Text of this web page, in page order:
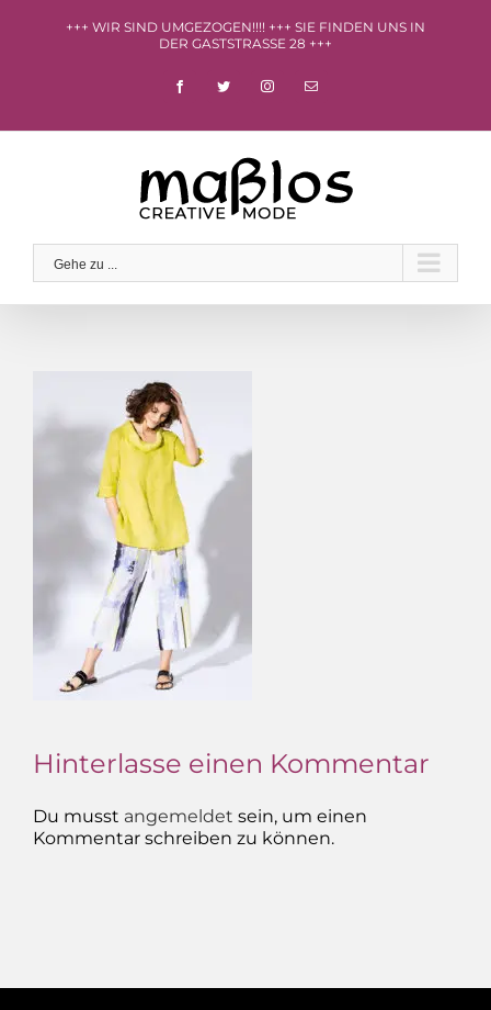
+++ WIR SIND UMGEZOGEN!!!! +++ SIE FINDEN UNS IN
DER GASTSTRASSE 28 +++
facebooktwitter instagramE-
Gehe zu ...
Hinterlasse einen Kommentar
Du musst angemeldet sein, um einen
Kommentar schreiben zu können.